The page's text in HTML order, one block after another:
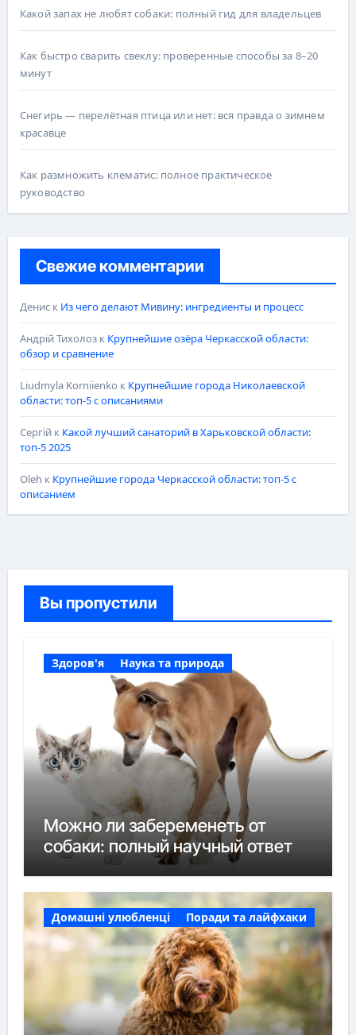
Какой запах не любят собаки: полный гид для владельцев
Как быстро сварить свеклу: проверенные способы за 8–20
минут
Снегирь — перелётная птица или нет: вся правда о зимнем
красавце
Как размножить клематис: полное практическое
руководство
Свежие комментарии
Дениск Из чего делают Мивину: ингредиенты и процесс
Андрій Тихолозк Крупнейшие озёра Черкасской области:
обзор и сравнение
Liudmyla Korniienko к Крупнейшие города Николаевской
области: топ-5 с описаниями
Сергійк Какой лучший санаторий в Харьковской области:
топ-5 2025
Oleh к Крупнейшие города Черкасской области: топ-5 с
описанием
Вы пропустили
Здоров'я Наука та природа
Можно ли забеременеть от
собаки: полный научный ответ
Домашні улюбленці Поради та лайфхаки